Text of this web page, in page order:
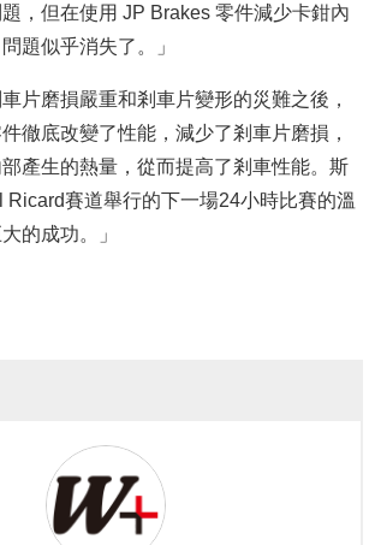
，但在使用 JP Brakes 零件減少卡鉗內
題似乎消失了。」
片磨損嚴重和剎車片變形的災難之後，
徹底改變了性能，減少了剎車片磨損，
產生的熱量，從而提高了剎車性能。斯
Ricard賽道舉行的下一場24小時比賽的溫
的成功。」